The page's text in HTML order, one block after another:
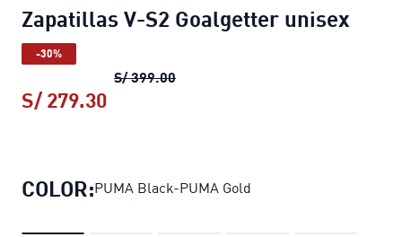
Zapatillas V-S2 Goalgetter unisex
-30%
S/ 399.00Zapatillas V-S2 Goalgetter unisex
S/ 279.30
COLOR:PUMA Black-PUMA Gold